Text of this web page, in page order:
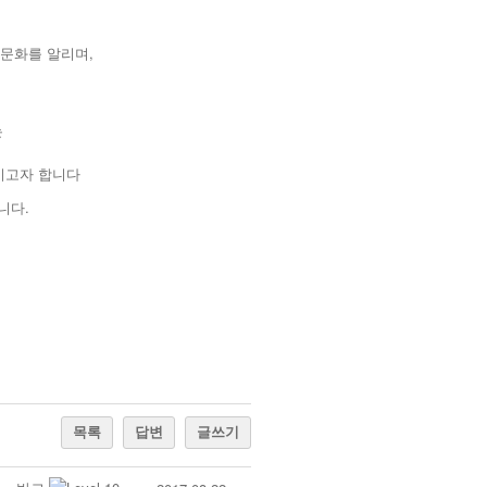
화를 알리며,
고자 합니다
다.
목록 답변 글쓰기